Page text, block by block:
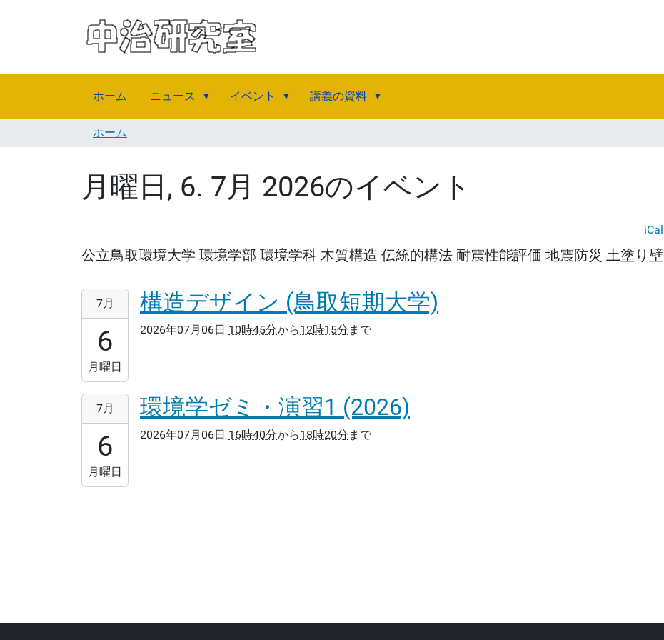
ホーム ニュース イベント 講義の資料
ホーム
月曜日, 6. 7月 2026のイベント
iCal
公立鳥取環境大学 環境学部 環境学科 木質構造 伝統的構法 耐震性能評価 地震防災 土塗り壁
2026-
06T10:45:00+09:00
2026-
07-
06T12:15:00+09:00
7月
6
月曜日
構造デザイン (鳥取短期大学)
2026年07月06日 10時45分から12時15分 まで
2026-
06T16:40:00+09:00
2026-
07-
06T18:20:00+09:00
7月
6
月曜日
環境学ゼミ・演習1 (2026)
2026年07月06日 16時40分から18時20分 まで